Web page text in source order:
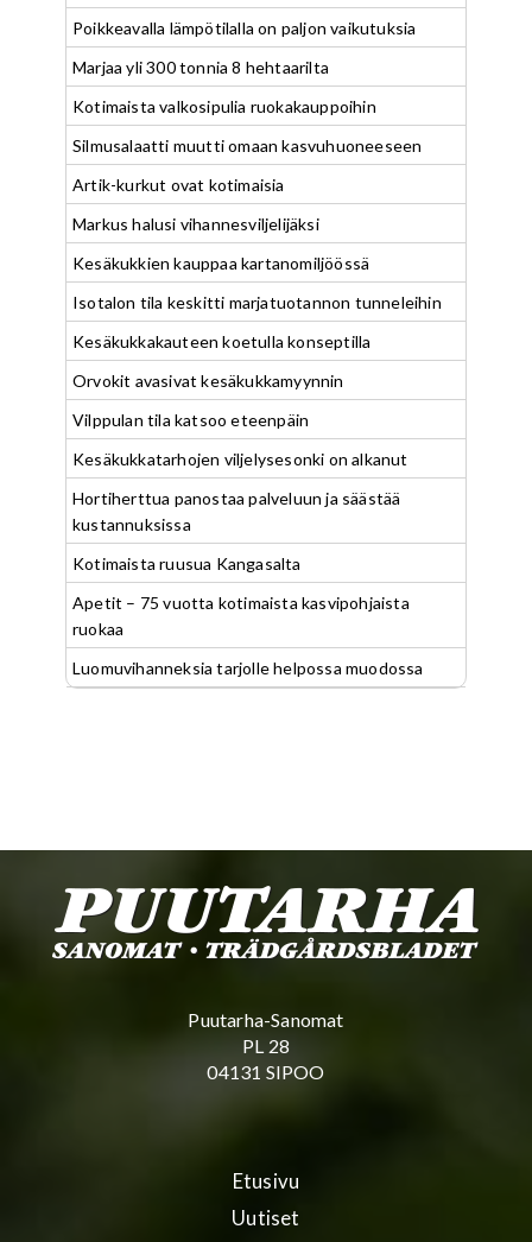
Poikkeavalla lämpötilalla on paljon vaikutuksia
Marjaa yli 300 tonnia 8 hehtaarilta
Kotimaista valkosipulia ruokakauppoihin
Silmusalaatti muutti omaan kasvuhuoneeseen
Artik-kurkut ovat kotimaisia
Markus halusi vihannesviljelijäksi
Kesäkukkien kauppaa kartanomiljöössä
Isotalon tila keskitti marjatuotannon tunneleihin
Kesäkukkakauteen koetulla konseptilla
Orvokit avasivat kesäkukkamyynnin
Vilppulan tila katsoo eteenpäin
Kesäkukkatarhojen viljelysesonki on alkanut
Hortiherttua panostaa palveluun ja säästää
kustannuksissa
Kotimaista ruusua Kangasalta
Apetit – 75 vuotta kotimaista kasvipohjaista
ruokaa
Luomuvihanneksia tarjolle helpossa muodossa
Puutarha-Sanomat
PL 28
04131 SIPOO
Etusivu
Uutiset